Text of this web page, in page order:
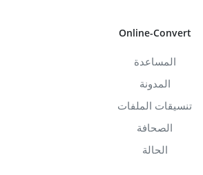
Online-Convert
المساعدة
المدونة
تنسيقات الملفات
الصحافة
الحالة